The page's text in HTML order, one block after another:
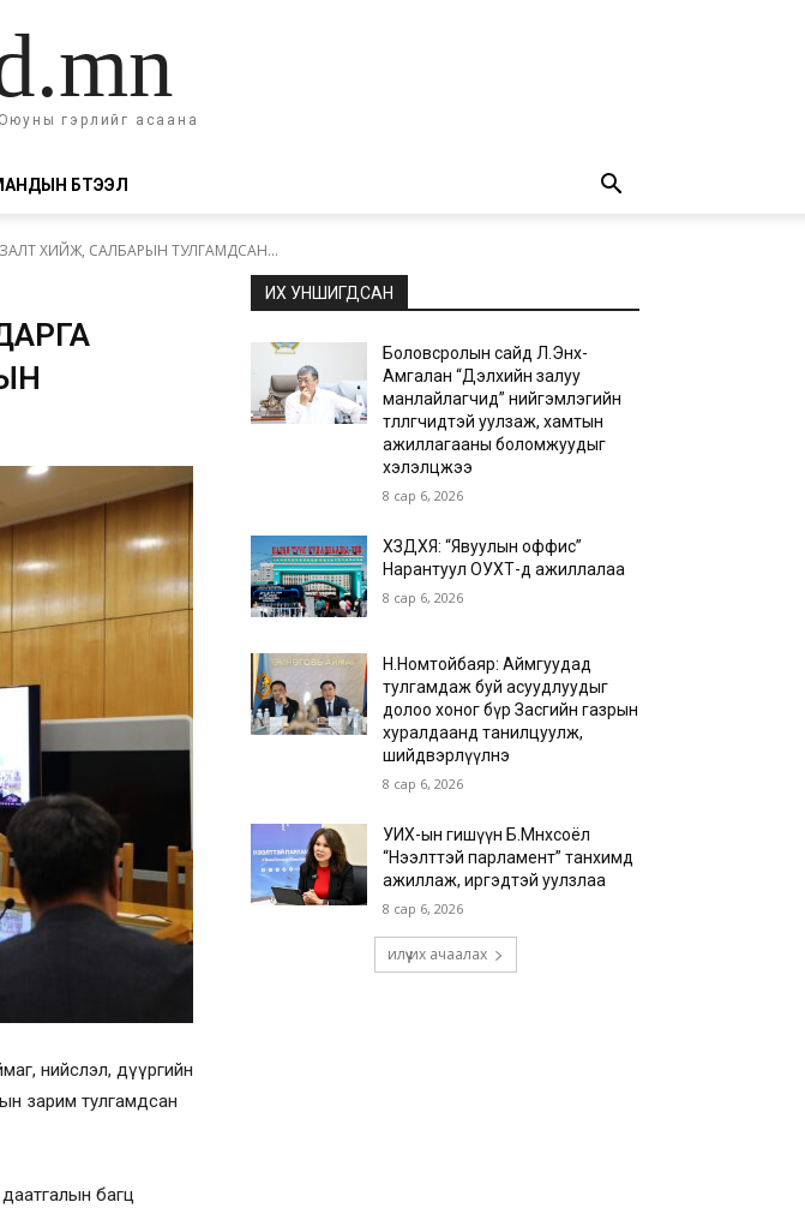
гэрлийг асаана
БҮТЭЭЛ
ХИЙЖ, САЛБАРЫН ТУЛГАМДСАН...
нийслэл, дүүргийн
зарим тулгамдсан
багц
ИХ УНШИГДСАН
Боловсролын сайд Л.Энх-
Амгалан “Дэлхийн залуу
манлайлагчид” нийгэмлэгийн
төлөөлөгчидтэй уулзаж, хамтын
ажиллагааны боломжуудыг
хэлэлцжээ
8 сар 6, 2026
ХЗДХЯ: “Явуулын оффис”
Нарантуул ОУХТ-д ажиллалаа
8 сар 6, 2026
Н.Номтойбаяр: Аймгуудад
тулгамдаж буй асуудлуудыг
долоо хоног бүр Засгийн газрын
хуралдаанд танилцуулж,
шийдвэрлүүлнэ
8 сар 6, 2026
УИХ-ын гишүүн Б.Мөнхсоёл
“Нээлттэй парламент” танхимд
ажиллаж, иргэдтэй уулзлаа
8 сар 6, 2026
илүү их ачаалах